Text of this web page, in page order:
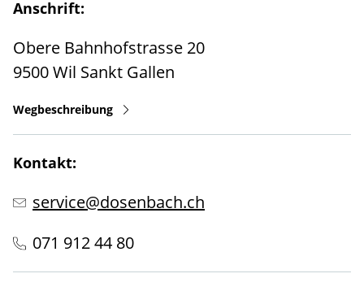
Anschrift:
Obere Bahnhofstrasse 20
9500Wil Sankt Gallen
Wegbeschreibung
Kontakt:
service@dosenbach.ch
071 912 44 80